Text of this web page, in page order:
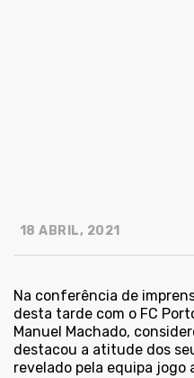
18 ABRIL, 2021
Na conferência de
desta tarde com o FC
Manuel Machado,
destacou a atitude dos
revelado pela equipa jogo